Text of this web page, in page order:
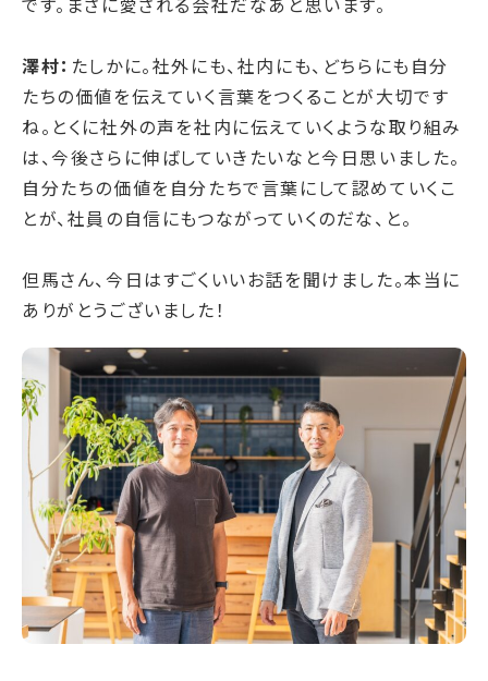
です。まさに愛される会社だなあと思います。
澤村： たしかに。社外にも、社内にも、どちらにも自分
たちの価値を伝えていく言葉をつくることが大切です
ね。とくに社外の声を社内に伝えていくような取り組み
は、今後さらに伸ばしていきたいなと今日思いました。
自分たちの価値を自分たちで言葉にして認めていくこ
とが、社員の自信にもつながっていくのだな、と。
但馬さん、今日はすごくいいお話を聞けました。本当に
ありがとうございました！